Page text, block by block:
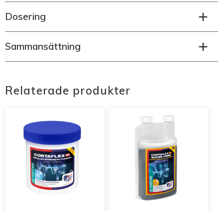
Dosering
Sammansättning
Relaterade produkter